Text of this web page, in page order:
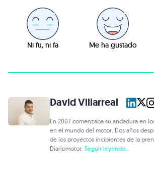
Ni fu, ni fa Me ha gustado
David Villarreal
En 2007 comenzaba su andadura en
en el mundo del motor. Dos años
de los proyectos incipientes de la
Diariomotor.Seguir leyendo...